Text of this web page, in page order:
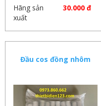
Hãng sản
xuất
30.000 đ
Đầu cos đồng nhôm